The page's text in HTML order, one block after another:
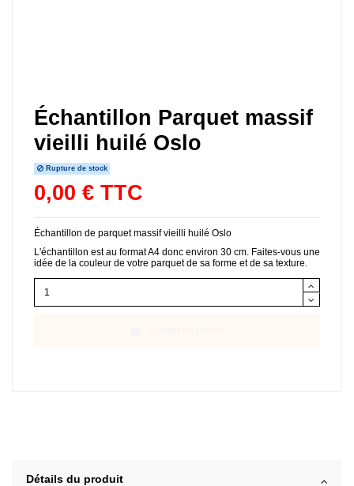
Échantillon Parquet massif
vieilli huilé Oslo
Rupture de stock
0,00 € TTC
Échantillon de parquet massif vieilli huilé Oslo
L'échantillon est au format A4 donc environ 30 cm. Faites-vous une
idée de la couleur de votre parquet de sa forme et de sa texture.
Détails du produit